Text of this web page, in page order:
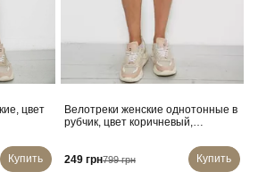
цвет
Купить
Велотреки женские однотонные в
рубчик, цвет коричневый,
249 грн799 грн Купить